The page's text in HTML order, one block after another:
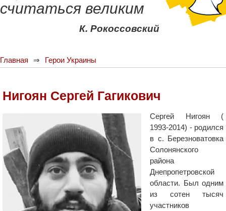
считаться великим
К. Рокоссовский
Главная Герои Украины
Нигоян Сергей Гагикович
Сергей Нигоян (
1993-2014) - родился
в с. Березноватовка
Солонянского
района
Днепропетровской
области. Был одним
из сотен тысяч
участников